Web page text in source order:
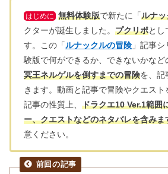
はじめに 無料体験版で新たに「ルナッ
クターが誕生しました。 プクリポとし
す。この「ルナックルの冒険」記事シ
験版で何ができるか、できないかなど
冥王ネルゲルを倒すまでの冒険を、記
きます。動画と記事で冒険やクエスト
記事の性質上、 ドラクエ10 Ver.1範囲
ー、クエストなどのネタバレを含みま
意ください。